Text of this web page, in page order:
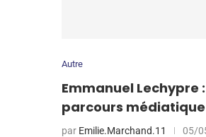
Autre
Emmanuel Lechypre
parcours médiatique
par Emilie.Marchand.11 05/